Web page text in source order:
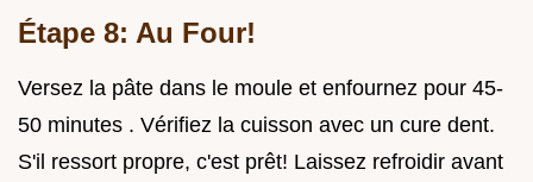
Étape 8: Au Four!
Versez la pâte dans le moule et enfournez pour 45-
50 minutes . Vérifiez la cuisson avec un cure dent.
S'il ressort propre, c'est prêt! Laissez refroidir avant